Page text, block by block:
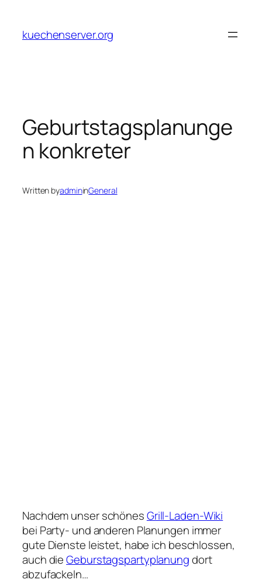
content
kuechenserver.org
Geburtstagsplanunge
n konkreter
Written byadmininGeneral
Nachdem unser schönesGrill-Laden-Wiki
bei Party- und anderen Planungen immer
gute Dienste leistet, habe ich beschlossen,
auch dieGeburstagspartyplanungdort
abzufackeln…